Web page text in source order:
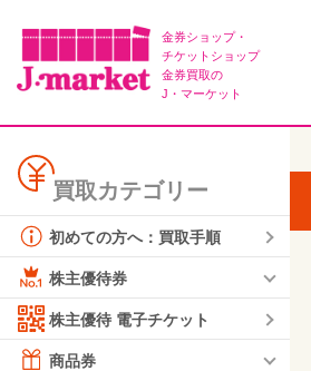
金券ショップ・
チケットショップ
金券買取の
J・マーケット
買取カテゴリー
初めての方へ：買取手順
株主優待券
株主優待 電子チケット
商品券